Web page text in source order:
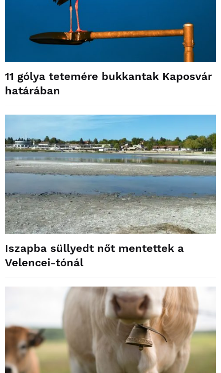
11 gólya tetemére bukkantak Kaposvár
határában
Iszapba süllyedt nőt mentettek a
Velencei-tónál